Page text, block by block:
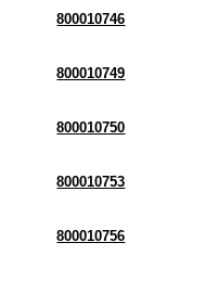
800010746
800010749
800010750
800010753
800010756